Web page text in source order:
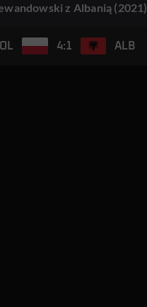
z Albanią (2021)
4:1 ALB